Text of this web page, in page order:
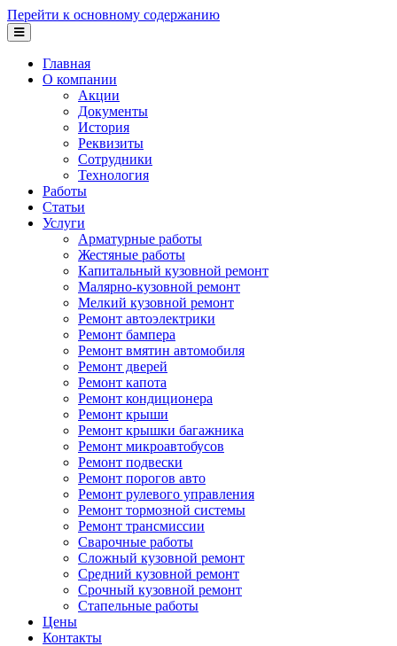
Перейти к основному содержанию
Главная
О компании
Акции
Документы
История
Реквизиты
Сотрудники
Технология
Работы
Статьи
Услуги
Арматурные работы
Жестяные работы
Капитальный кузовной ремонт
Малярно-кузовной ремонт
Мелкий кузовной ремонт
Ремонт автоэлектрики
Ремонт бампера
Ремонт вмятин автомобиля
Ремонт дверей
Ремонт капота
Ремонт кондиционера
Ремонт крыши
Ремонт крышки багажника
Ремонт микроавтобусов
Ремонт подвески
Ремонт порогов авто
Ремонт рулевого управления
Ремонт тормозной системы
Ремонт трансмиссии
Сварочные работы
Сложный кузовной ремонт
Средний кузовной ремонт
Срочный кузовной ремонт
Стапельные работы
Цены
Контакты